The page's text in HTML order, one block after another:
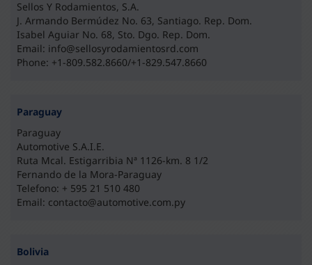
Sellos Y Rodamientos, S.A.
J. Armando Bermúdez No. 63, Santiago. Rep. Dom.
Isabel Aguiar No. 68, Sto. Dgo. Rep. Dom.
Email: info@sellosyrodamientosrd.com
Phone: +1-809.582.8660/+1-829.547.8660
Paraguay
Paraguay
Automotive S.A.I.E.
Ruta Mcal. Estigarribia Nª 1126-km. 8 1/2
Fernando de la Mora-Paraguay
Telefono: + 595 21 510 480
Email: contacto@automotive.com.py
Bolivia